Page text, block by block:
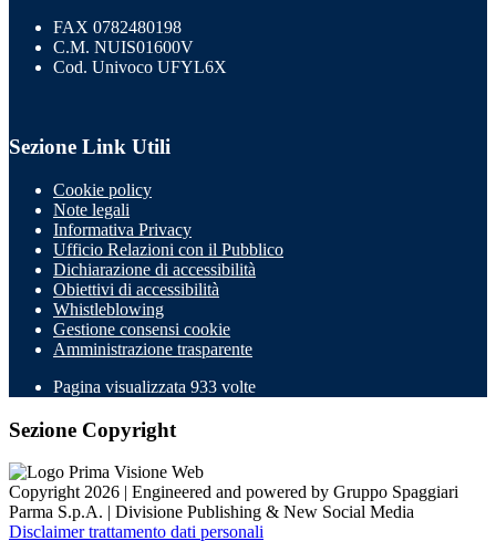
FAX 0782480198
C.M. NUIS01600V
Cod. Univoco UFYL6X
Sezione Link Utili
Cookie policy
Note legali
Informativa Privacy
Ufficio Relazioni con il Pubblico
Dichiarazione di accessibilità
Obiettivi di accessibilità
Whistleblowing
Gestione consensi cookie
Amministrazione trasparente
Pagina visualizzata 933 volte
Sezione Copyright
Copyright 2026 | Engineered and powered by Gruppo Spaggiari
Parma S.p.A. | Divisione Publishing & New Social Media
Disclaimer trattamento dati personali